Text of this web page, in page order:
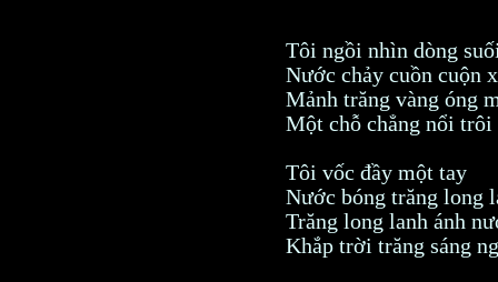
Tôi ngồi nhìn dòng
Nước chảy cuồn cuộn
Mảnh trăng vàng óng
Một chỗ chẳng nổi trôi
Tôi vốc đầy một tay
Nước bóng trăng long
Trăng long lanh ánh
Khắp trời trăng sáng